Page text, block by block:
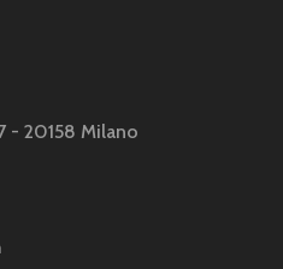
- 20158 Milano